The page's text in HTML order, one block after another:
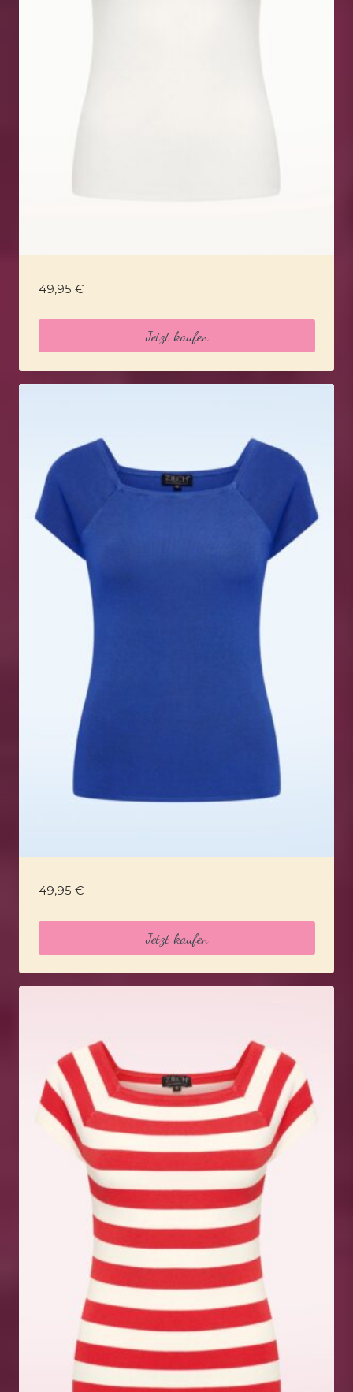
49,95 €
Jetzt kaufen
49,95 €
Jetzt kaufen